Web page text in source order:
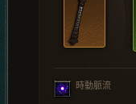
時動脈流